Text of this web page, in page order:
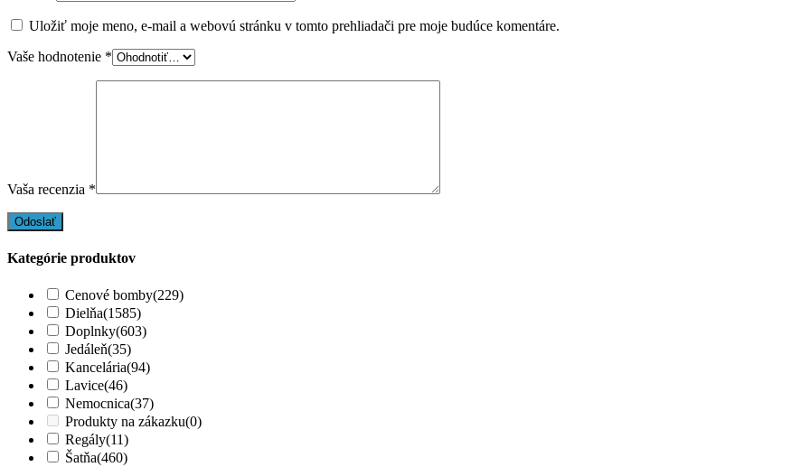
Uložiť moje meno, e-mail a webovú stránku v tomto prehliadači pre moje budúce komentáre.
Vaše hodnotenie *
Vaša recenzia *
Kategórie produktov
Cenové bomby(229)
Dielňa(1585)
Doplnky(603)
Jedáleň(35)
Kancelária(94)
Lavice(46)
Nemocnica(37)
Produkty na zákazku(0)
Regály(11)
Šatňa(460)